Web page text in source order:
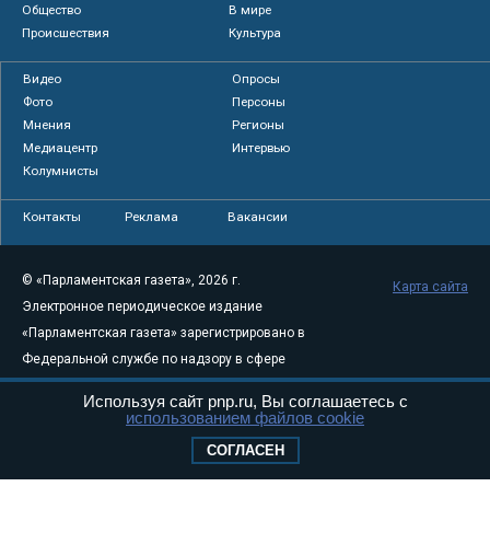
Общество
В мире
Происшествия
Культура
Видео
Опросы
Фото
Персоны
Мнения
Регионы
Медиацентр
Интервью
Колумнисты
Контакты Реклама Вакансии
© «Парламентская газета», 2026 г.
Электронное периодическое издание
«Парламентская газета» зарегистрировано в
Федеральной службе по надзору в сфере
связи, информационных технологий и
массовых коммуникаций (Роскомнадзор) 05
Свидетельство о регистрации Эл № ФС77-
Карта сайта
Используя сайт pnp.ru, Вы соглашаетесь с
использованием файлов cookie
СОГЛАСЕН